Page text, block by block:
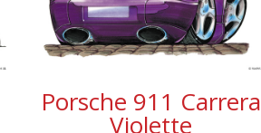
Porsche 911 Carrera
Violette